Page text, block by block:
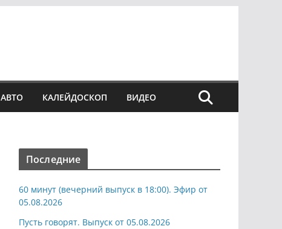
АВТО КАЛЕЙДОСКОП ВИДЕО
Последние
60 минут (вечерний выпуск в 18:00). Эфир от
05.08.2026
Пусть говорят. Выпуск от 05.08.2026